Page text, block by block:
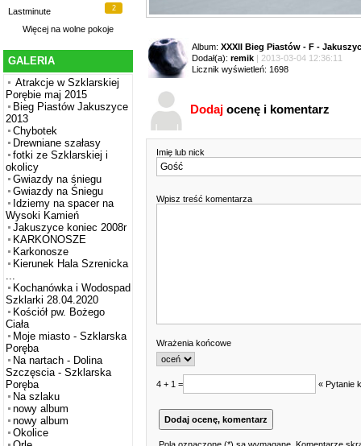
Lastminute 2
Więcej na wolne pokoje
GALERIA
Atrakcje w Szklarskiej
Porębie maj 2015
Bieg Piastów Jakuszyce
2013
Chybotek
Drewniane szałasy
fotki ze Szklarskiej i
okolicy
Gwiazdy na śniegu
Gwiazdy na Śniegu
Idziemy na spacer na
Wysoki Kamień
Jakuszyce koniec 2008r
KARKONOSZE
Karkonosze
Kierunek Hala Szrenicka
...
Kochanówka i Wodospad
Szklarki 28.04.2020
Kościół pw. Bożego
Ciała
Moje miasto - Szklarska
Poręba
Na nartach - Dolina
Szczęscia - Szklarska
Poręba
Na szlaku
nowy album
nowy album
Okolice
Album: XXXII Bieg Piastów - F -
Dodał(a): remik | 2013-03-04 12:36:11
Licznik wyświetleń: 1698
Dodaj ocenę i komentarz
Imię lub nick
Wpisz treść komentarza
Wrażenia końcowe
4 + 1 = « Pytanie